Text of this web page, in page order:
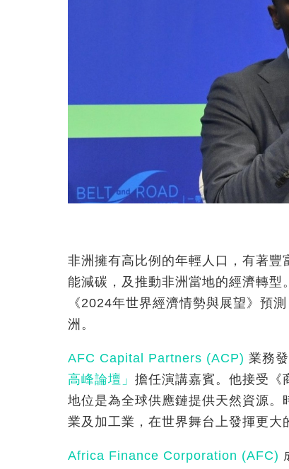
非洲擁有高比例的年輕人口，有著
能減碳，及推動非洲當地的經濟轉
《2024年世界經濟情勢與展望》預
洲。
AFC Capital Partners (ACP) 業務
高峰論壇」 擔任演講嘉賓。他接受《
地位是為全球供應鏈提供天然資源
業及加工業，在世界舞台上發揮更大
Africa Finance Corporation (AFC)